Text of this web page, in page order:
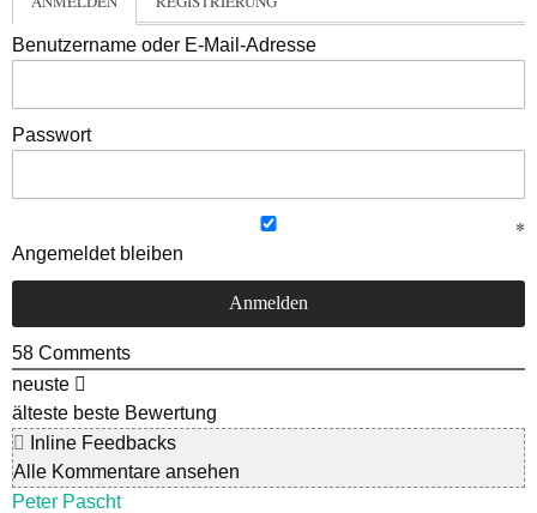
Benutzername oder E-Mail-Adresse
Passwort
Angemeldet bleiben
58 Comments
neuste
älteste beste Bewertung
Inline Feedbacks
Alle Kommentare ansehen
Peter Pascht